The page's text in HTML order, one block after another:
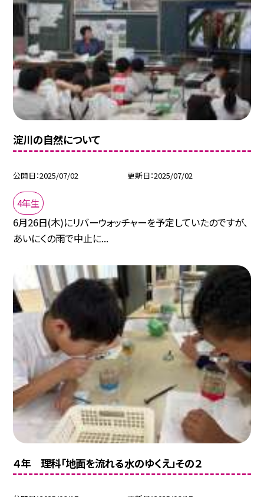
淀川の自然について
公開日 2025/07/02 更新日 2025/07/02
4年生
6月26日(木)にリバーウォッチャーを予定していたのですが、
あいにくの雨で中止に...
４年 理科「地面を流れる水のゆくえ」その２